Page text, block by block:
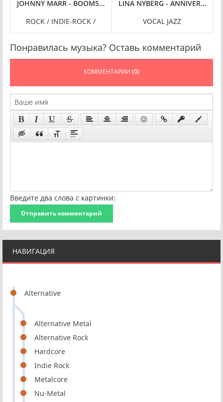
НАВИГАЦИЯ
Alternative
Alternative Metal
Alternative Rock
Hardcore
Indie Rock
Metalcore
Nu-Metal
FLAC[24-BIT HI-RES] (2019) FLAC
JOHNNY MARR - BOOMSLANG [24-BIT HI-RES, 2024 DELUXE
ROCK / INDIE-ROCK /
LINA NYBERG - ANNIVERSE
VOCAL JAZZ
Понравилась музыка? Оставь комментарий
КОММЕНТАРИИ (0)
Введите два слова с картинки:
Отправить комментарий